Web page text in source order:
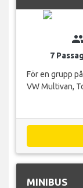
7
För en grupp
VW Multivan,
MINIBUS